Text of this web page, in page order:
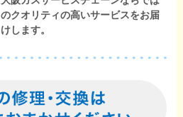
のクオリティの高いサービスをお届
けします。